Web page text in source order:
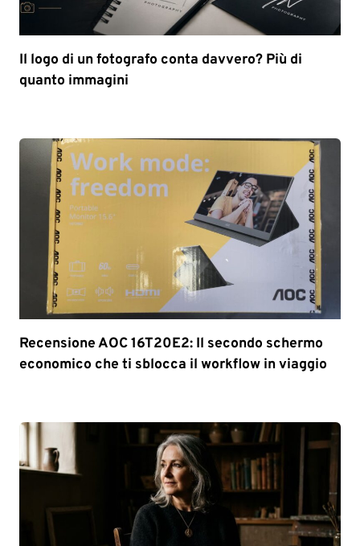
Il logo di un fotografo conta davvero? Più di
quanto immagini
Recensione AOC 16T20E2: Il secondo schermo
economico che ti sblocca il workflow in viaggio